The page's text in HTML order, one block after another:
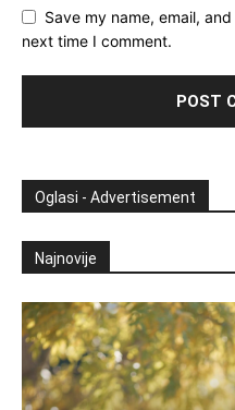
Save my name, email,
next time I comment.
Oglasi - Advertisement
Najnovije